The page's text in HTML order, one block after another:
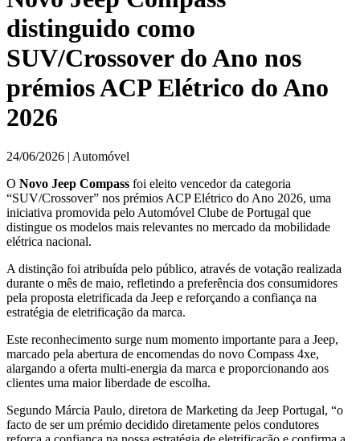
distinguido como
SUV/Crossover do Ano nos
prémios ACP Elétrico do Ano
2026
24/06/2026 | Automóvel
O Novo Jeep Compass foi eleito vencedor da categoria
“SUV/Crossover” nos prémios ACP Elétrico do Ano 2026, uma
iniciativa promovida pelo Automóvel Clube de Portugal que
distingue os modelos mais relevantes no mercado da mobilidade
elétrica nacional.
A distinção foi atribuída pelo público, através de votação realizada
durante o mês de maio, refletindo a preferência dos consumidores
pela proposta eletrificada da Jeep e reforçando a confiança na
estratégia de eletrificação da marca.
Este reconhecimento surge num momento importante para a Jeep,
marcado pela abertura de encomendas do novo Compass 4xe,
alargando a oferta multi-energia da marca e proporcionando aos
clientes uma maior liberdade de escolha.
Segundo Márcia Paulo, diretora de Marketing da Jeep Portugal, “o
facto de ser um prémio decidido diretamente pelos condutores